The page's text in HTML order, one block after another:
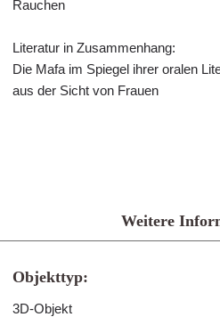
Rauchen
Literatur in Zusammenhang:
Die Mafa im Spiegel ihrer oralen
aus der Sicht von Frauen
Weitere
Objekttyp:
3D-Objekt